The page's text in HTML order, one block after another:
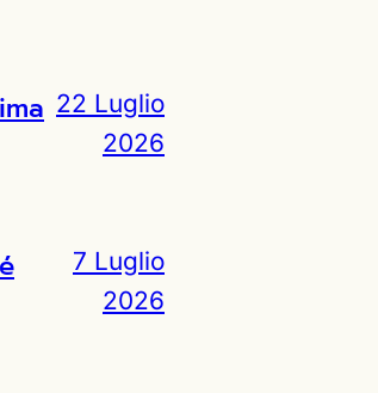
22 Luglio
2026
7 Luglio
2026